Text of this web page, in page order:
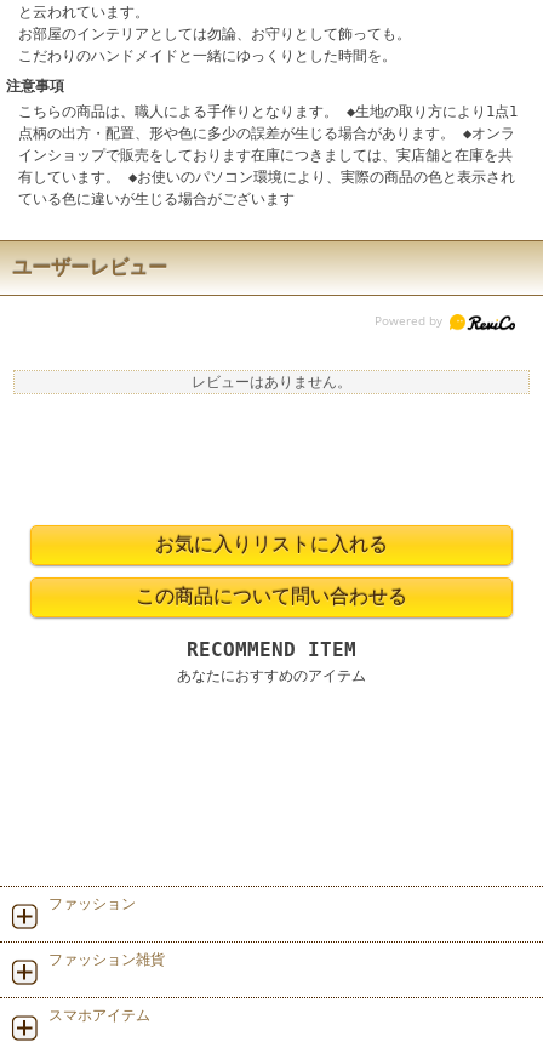
と云われています。
お部屋のインテリアとしては勿論、お守りとして飾っても。
こだわりのハンドメイドと一緒にゆっくりとした時間を。
注意事項
こちらの商品は、職人による手作りとなります。 ◆生地の取り方により1点1
点柄の出方・配置、形や色に多少の誤差が生じる場合があります。 ◆オンラ
インショップで販売をしております在庫につきましては、実店舗と在庫を共
有しています。 ◆お使いのパソコン環境により、実際の商品の色と表示され
ている色に違いが生じる場合がございます
ユーザーレビュー
レビューはありません。
RECOMMEND ITEM
あなたにおすすめのアイテム
ファッション
ファッション雑貨
スマホアイテム